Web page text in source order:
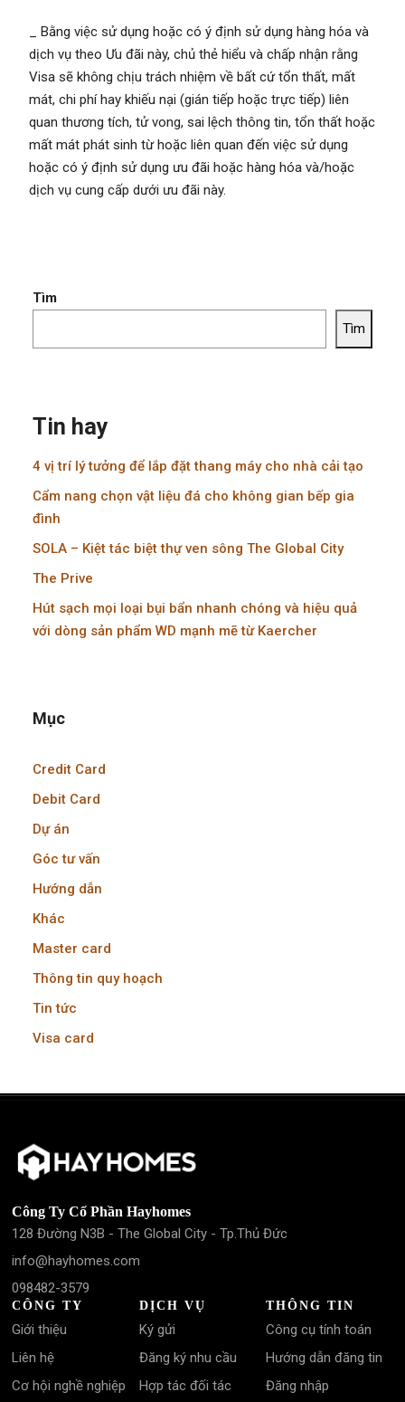
_ Bằng việc sử dụng hoặc có ý định sử dụng hàng hóa và
dịch vụ theo Ưu đãi này, chủ thẻ hiểu và chấp nhận rằng
Visa sẽ không chịu trách nhiệm về bất cứ tổn thất, mất
mát, chi phí hay khiếu nại (gián tiếp hoặc trực tiếp) liên
quan thương tích, tử vong, sai lệch thông tin, tổn thất hoặc
mất mát phát sinh từ hoặc liên quan đến việc sử dụng
hoặc có ý định sử dụng ưu đãi hoặc hàng hóa và/hoặc
dịch vụ cung cấp dưới ưu đãi này.
Tìm
Tìm
Tin hay
4 vị trí lý tưởng để lắp đặt thang máy cho nhà cải tạo
Cẩm nang chọn vật liệu đá cho không gian bếp gia
đình
SOLA – Kiệt tác biệt thự ven sông The Global City
The Prive
Hút sạch mọi loại bụi bẩn nhanh chóng và hiệu quả
với dòng sản phẩm WD mạnh mẽ từ Kaercher
Mục
Credit Card
Debit Card
Dự án
Góc tư vấn
Hướng dẫn
Khác
Master card
Thông tin quy hoạch
Tin tức
Visa card
Công Ty Cổ Phần Hayhomes
128 Đường N3B - The Global City - Tp.Thủ Đức
info@hayhomes.com
098482-3579
CÔNG TY
Giới thiệu
Liên hệ
Cơ hội nghề nghiệp
DỊCH VỤ
Ký gửi
Đăng ký nhu cầu
Hợp tác đối tác
THÔNG TIN
Công cụ tính toán
Hướng dẫn đăng tin
Đăng nhập